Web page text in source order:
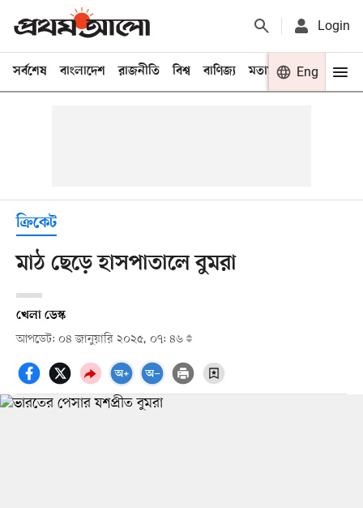
Login
সর্বশেষ বাংলাদেশ রাজনীতি বিশ্ব বাণিজ্য মতামত খেলা
Eng
ক্রিকেট
মাঠ ছেড়ে হাসপাতালে বুমরা
খেলা ডেস্ক
আপডেট: ০৪ জানুয়ারি ২০২৫, ০৭: ৪৬